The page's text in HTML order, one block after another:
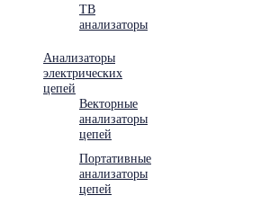
ТВ
анализаторы
Анализаторы
электрических
цепей
Векторные
анализаторы
цепей
Портативные
анализаторы
цепей